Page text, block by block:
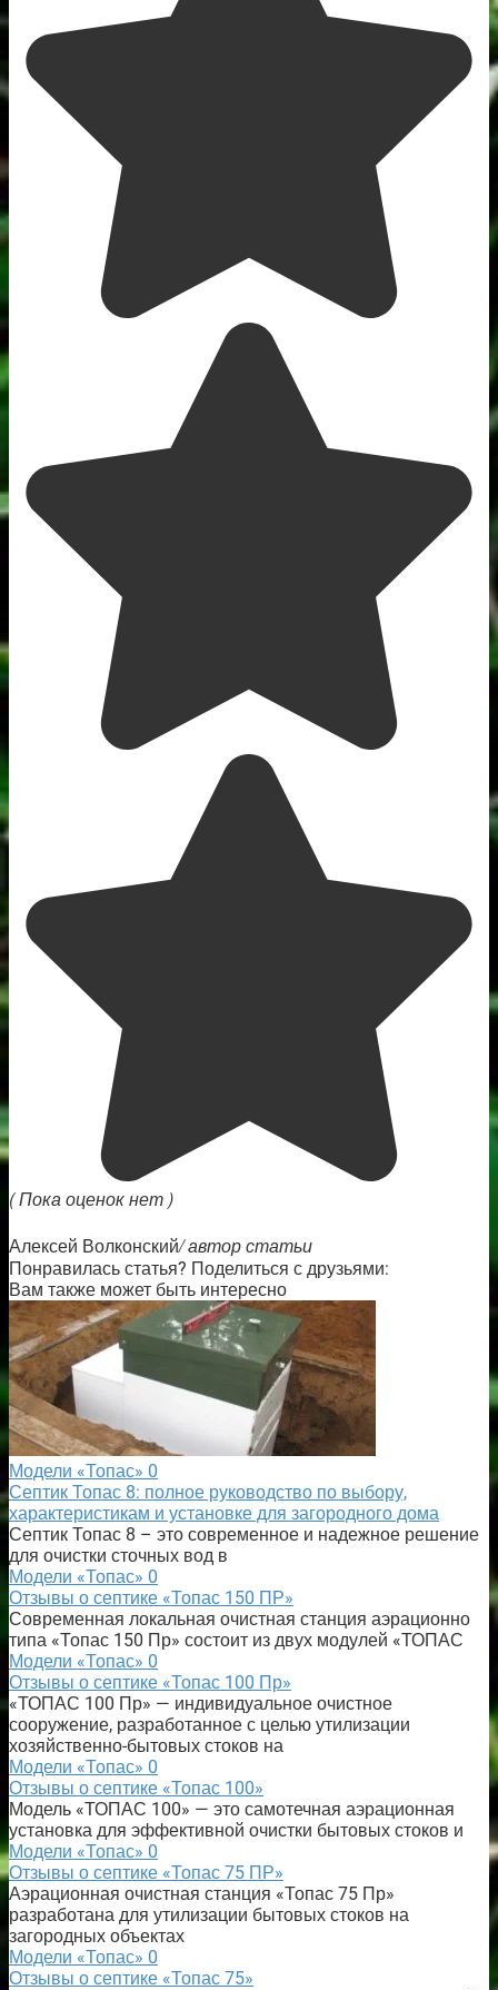
( Пока оценок нет )
Алексей Волконский/ автор статьи
Понравилась статья? Поделиться с друзьями:
Вам также может быть интересно
Модели «Топас» 0
Септик Топас 8: полное руководство по выбору,
характеристикам и установке для загородного дома
Септик Топас 8 – это современное и надежное решение
для очистки сточных вод в
Модели «Топас» 0
Отзывы о септике «Топас 150 ПР»
Современная локальная очистная станция аэрационно
типа «Топас 150 Пр» состоит из двух модулей «ТОПАС
Модели «Топас» 0
Отзывы о септике «Топас 100 Пр»
«ТОПАС 100 Пр» — индивидуальное очистное
сооружение, разработанное с целью утилизации
хозяйственно-бытовых стоков на
Модели «Топас» 0
Отзывы о септике «Топас 100»
Модель «ТОПАС 100» — это самотечная аэрационная
установка для эффективной очистки бытовых стоков и
Модели «Топас» 0
Отзывы о септике «Топас 75 ПР»
Аэрационная очистная станция «Топас 75 Пр»
разработана для утилизации бытовых стоков на
загородных объектах
Модели «Топас» 0
Отзывы о септике «Топас 75»